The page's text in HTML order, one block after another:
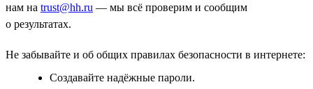
нам на trust@hh.ru — мы всё проверим и сообщим
о результатах.
Не забывайте и об общих правилах безопасности в интернете:
Создавайте надёжные пароли.